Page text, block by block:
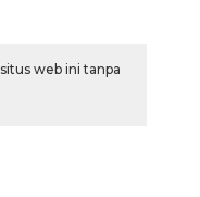
web ini tanpa